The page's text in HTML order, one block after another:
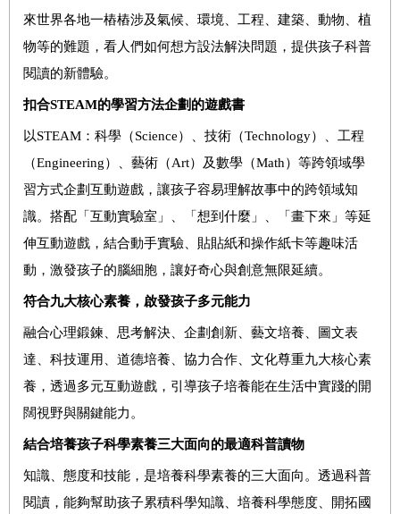
來世界各地一樁樁涉及氣候、環境、工程、建築、動物、植
物等的難題，看人們如何想方設法解決問題，提供孩子科普
閱讀的新體驗。
扣合STEAM的學習方法企劃的遊戲書
以STEAM：科學（Science）、技術（Technology）、工程
（Engineering）、藝術（Art）及數學（Math）等跨領域學
習方式企劃互動遊戲，讓孩子容易理解故事中的跨領域知
識。搭配「互動實驗室」、「想到什麼」、「畫下來」等延
伸互動遊戲，結合動手實驗、貼貼紙和操作紙卡等趣味活
動，激發孩子的腦細胞，讓好奇心與創意無限延續。
符合九大核心素養，啟發孩子多元能力
融合心理鍛鍊、思考解決、企劃創新、藝文培養、圖文表
達、科技運用、道德培養、協力合作、文化尊重九大核心素
養，透過多元互動遊戲，引導孩子培養能在生活中實踐的開
闊視野與關鍵能力。
結合培養孩子科學素養三大面向的最適科普讀物
知識、態度和技能，是培養科學素養的三大面向。透過科普
閱讀，能夠幫助孩子累積科學知識、培養科學態度、開拓國